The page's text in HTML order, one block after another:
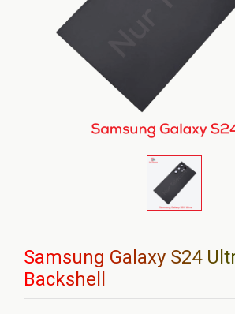
Samsung Galaxy S24
Backshell